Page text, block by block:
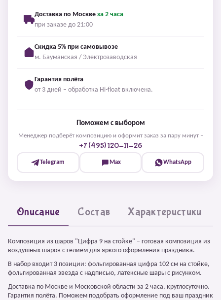
Доставка по Москве за 2 часа
при заказе до 21:00
Скидка 5% при самовывозе
м. Бауманская / Электрозаводская
Гарантия полёта
от 3 дней – обработка Hi-float включена.
Поможем с выбором
Менеджер подберёт композицию и оформит заказ за пару минут –
+7 (495) 120-11-26
Telegram Max WhatsApp
Описание Состав Характеристики
Композиция из шаров "Цифра 9 на стойке" – готовая композиция из
воздушных шаров с гелием для яркого оформления праздника.
В набор входит 3 позиции: фольгированная цифра 102 см на стойке,
фольгированная звезда с надписью, латексные шары с рисунком.
Доставка по Москве и Московской области за 2 часа, круглосуточно.
Гарантия полёта. Поможем подобрать оформление под ваш праздник